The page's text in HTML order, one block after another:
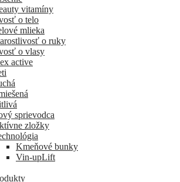
vitamíny
o telo
mlieka
o ruky
o vlasy
active
sprievodca
zložky
Kmeňové bunky
Vin-upLift